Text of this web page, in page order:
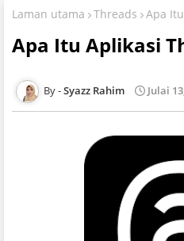
Laman utama Threads Apa
Apa Itu Aplikasi
Syazz Rahim Julai